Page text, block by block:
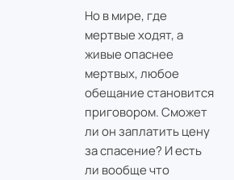
Но в мире, где
мертвые ходят, а
живые опаснее
мертвых, любое
обещание становится
приговором. Сможет
ли он заплатить цену
за спасение? И есть
ли вообще что